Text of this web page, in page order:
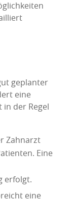
geplanter
eine
der Regel
Zahnarzt
Eine
erfolgt.
eine